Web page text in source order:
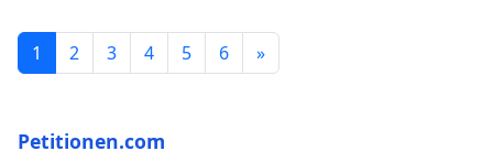
1 2 3 4 5 6 »
Petitionen.com